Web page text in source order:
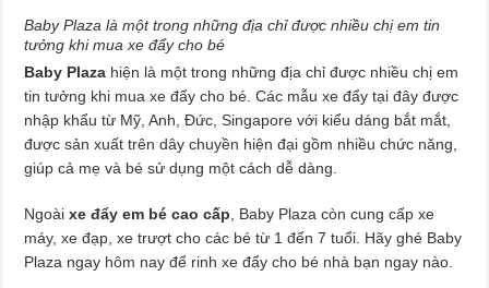
Baby Plaza là một trong những địa chỉ được nhiều chị em tin
tưởng khi mua xe đẩy cho bé
Baby Plaza hiện là một trong những địa chỉ được nhiều chị em
tin tưởng khi mua xe đẩy cho bé. Các mẫu xe đẩy tại đây được
nhập khẩu từ Mỹ, Anh, Đức, Singapore với kiểu dáng bắt mắt,
được sản xuất trên dây chuyền hiện đại gồm nhiều chức năng,
giúp cả mẹ và bé sử dụng một cách dễ dàng.
Ngoàixe đẩy em bé cao cấp , Baby Plaza còn cung cấp xe
máy, xe đạp, xe trượt cho các bé từ 1 đến 7 tuổi. Hãy ghé Baby
Plaza ngay hôm nay để rinh xe đẩy cho bé nhà bạn ngay nào.